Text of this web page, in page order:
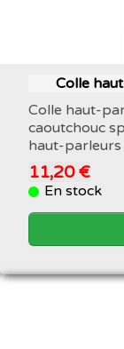
Colle
Colle haut-
caoutchouc
haut-parleurs
11,20 €
En stock